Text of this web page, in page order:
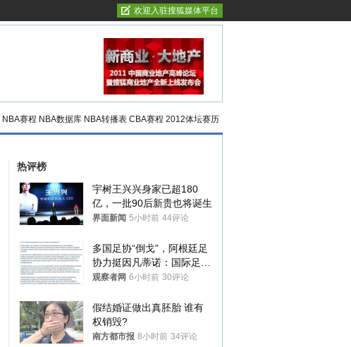
欢迎入驻搜狐媒体平台
NBA赛程 NBA数据库 NBA转播表 CBA赛程 2012体坛赛历
热评榜
宇树王兴兴身家已超180
亿，一批90后新贵也将诞生
界面新闻 5小时前 44评论
多国足协“倒戈”，阿根廷足
协力挺因凡蒂诺：国际足联
今后应继续在其领导下前行
观察者网 6小时前 30评论
假结婚证做出真胚胎 谁有
权销毁?
南方都市报 8小时前 34评论